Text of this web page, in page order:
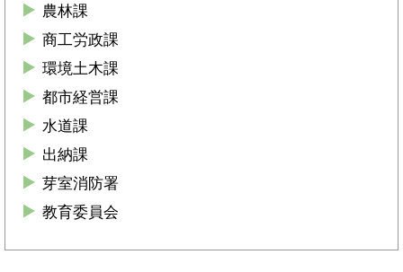
農林課
商工労政課
環境土木課
都市経営課
水道課
出納課
芽室消防署
教育委員会